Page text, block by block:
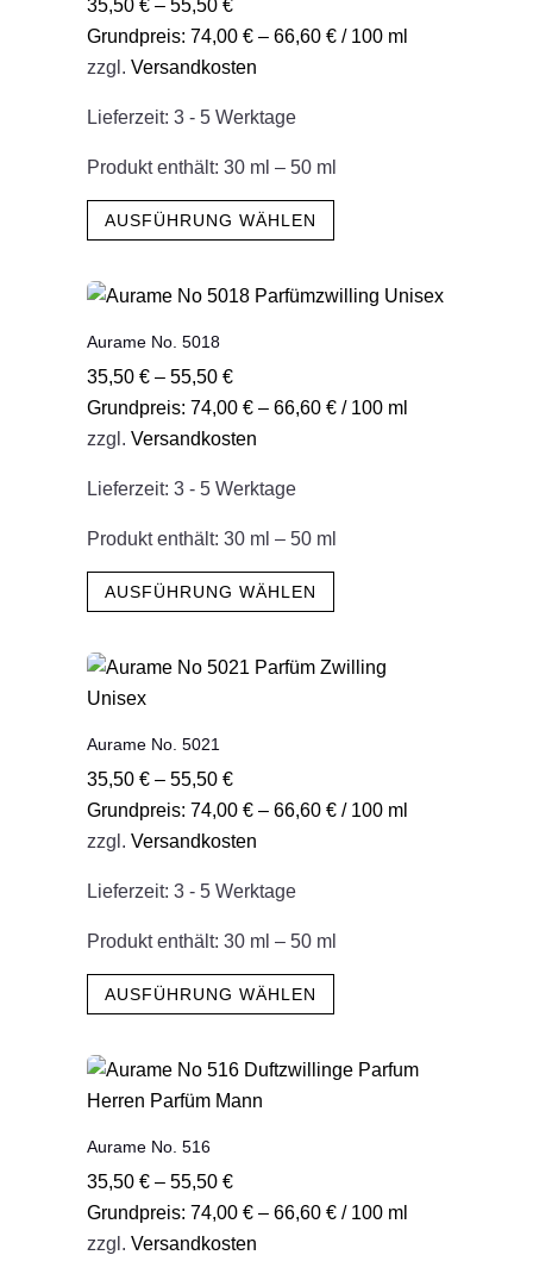
können
gewählt
werden
35,50€ –55,50€
Grundpreis:74,00€ –66,60€ / 100 ml
zzgl.Versandkosten
Lieferzeit:3 - 5 Werktage
Produkt enthält: 30 ml – 50 ml
AUSFÜHRUNG WÄHLEN
Dieses
mehrere
Optionen
Produktseite
gewählt
Aurame No. 5018
35,50€ –55,50€
Grundpreis:74,00€ –66,60€ / 100 ml
zzgl.Versandkosten
Lieferzeit:3 - 5 Werktage
Produkt enthält: 30 ml – 50 ml
AUSFÜHRUNG WÄHLEN
Dieses
mehrere
können
gewählt
werden
Aurame No. 5021
35,50€ –55,50€
Grundpreis:74,00€ –66,60€ / 100 ml
zzgl.Versandkosten
Lieferzeit:3 - 5 Werktage
Produkt enthält: 30 ml – 50 ml
AUSFÜHRUNG WÄHLEN
Dieses
mehrere
können
Aurame No. 516
35,50€ –55,50€
Grundpreis:74,00€ –66,60€ / 100 ml
zzgl.Versandkosten